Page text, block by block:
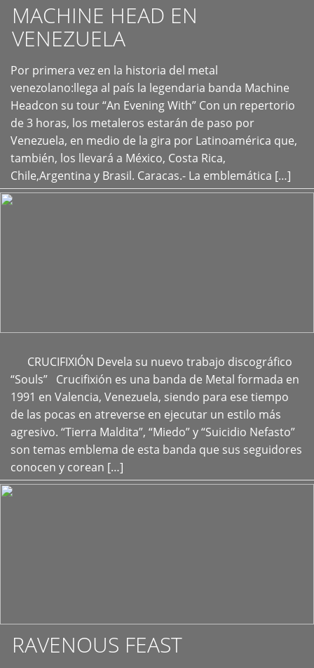
MACHINE HEAD EN
VENEZUELA
Por primera vez en la historia del metal
venezolano:llega al país la legendaria banda Machine
Headcon su tour “An Evening With” Con un repertorio
de 3 horas, los metaleros estarán de paso por
Venezuela, en medio de la gira por Latinoamérica que,
también, los llevará a México, Costa Rica,
Chile,Argentina y Brasil. Caracas.- La emblemática […]
+
CRUCIFIXIÓN Devela su nuevo trabajo discográfico
“Souls” Crucifixión es una banda de Metal formada en
1991 en Valencia, Venezuela, siendo para ese tiempo
de las pocas en atreverse en ejecutar un estilo más
agresivo. “Tierra Maldita”, “Miedo” y “Suicidio Nefasto”
son temas emblema de esta banda que sus seguidores
conocen y corean […]
+
RAVENOUS FEAST